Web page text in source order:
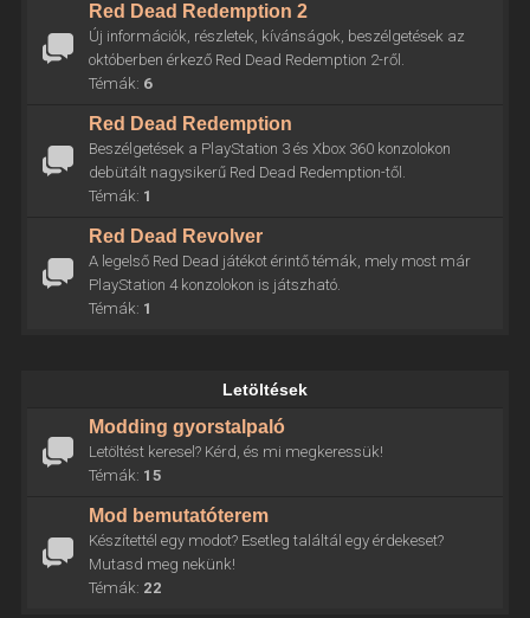
Red Dead Redemption 2
Új információk, részletek, kívánságok, beszélgetések az
októberben érkező Red Dead Redemption 2-ről.
Témák: 6
Red Dead Redemption
Beszélgetések a PlayStation 3 és Xbox 360 konzolokon
debütált nagysikerű Red Dead Redemption-től.
Témák: 1
Red Dead Revolver
A legelső Red Dead játékot érintő témák, mely most már
PlayStation 4 konzolokon is játszható.
Témák: 1
Letöltések
Modding gyorstalpaló
Letöltést keresel? Kérd, és mi megkeressük!
Témák: 15
Mod bemutatóterem
Készítettél egy modot? Esetleg találtál egy érdekeset?
Mutasd meg nekünk!
Témák: 22